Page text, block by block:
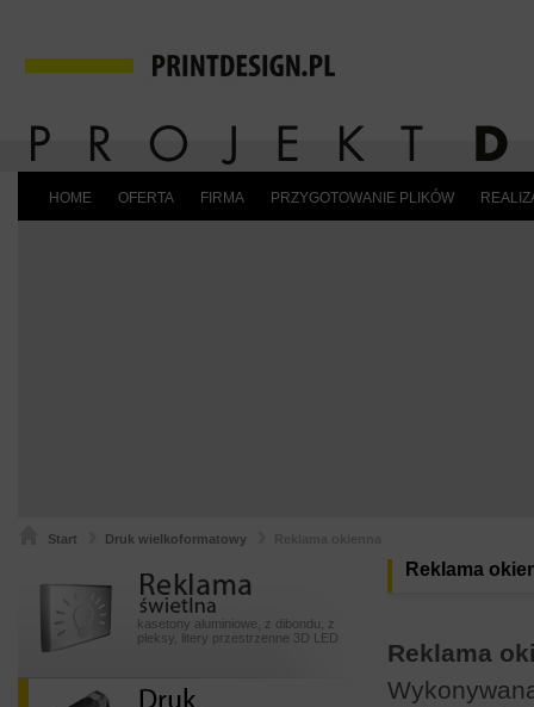
HOME OFERTA FIRMA PRZYGOTOWANIE PLIKÓW
Start Druk wielkoformatowy
Reklamy
swietlneeeeee
kasetony aluminiowe, z dibondu, z
pleksy, litery przestrzenne 3D LED
Druk
Reklama
Reklama